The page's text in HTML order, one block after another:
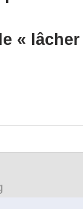
«